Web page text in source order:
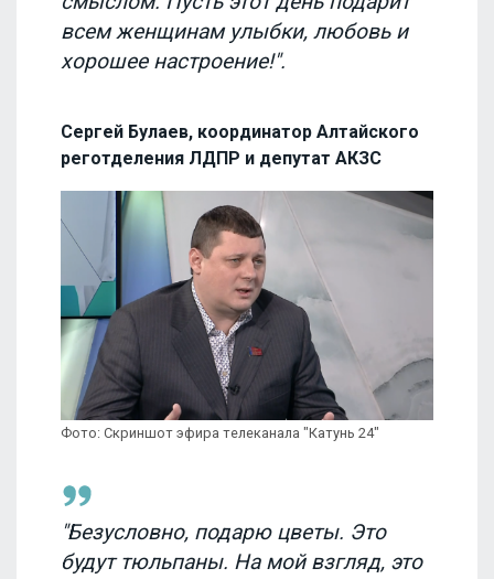
всем женщинам улыбки, любовь и
хорошее настроение!".
Сергей Булаев, координатор Алтайского
реготделения ЛДПР и депутат АКЗС
Фото: Скриншот эфира телеканала "Катунь 24"
"Безусловно, подарю цветы. Это
будут тюльпаны. На мой взгляд, это